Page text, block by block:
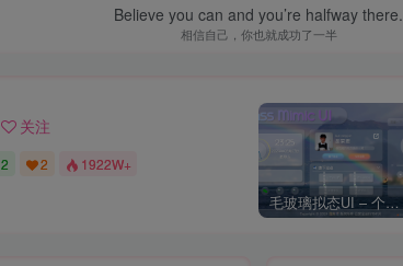
Believe you can and you’re halfway there.
相信自己，你也就成功了一半
关注
2 2 1922W+
毛玻璃拟态UI – 个人主页（开源版）